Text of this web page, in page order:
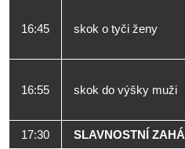
16:45 skok o tyči ženy
16:55 skok do výšky muži
17:30 SLAVNOSTNÍ